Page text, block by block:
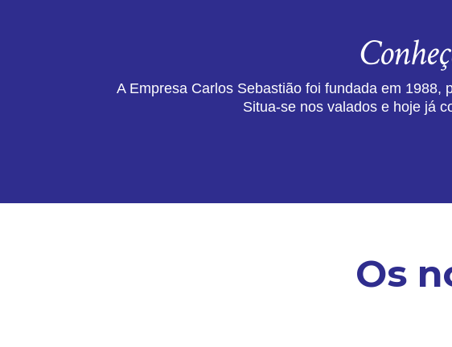
A Empresa Carlos Sebastião foi fundada em 1988,
Situa-se nos valados e hoje já
Os